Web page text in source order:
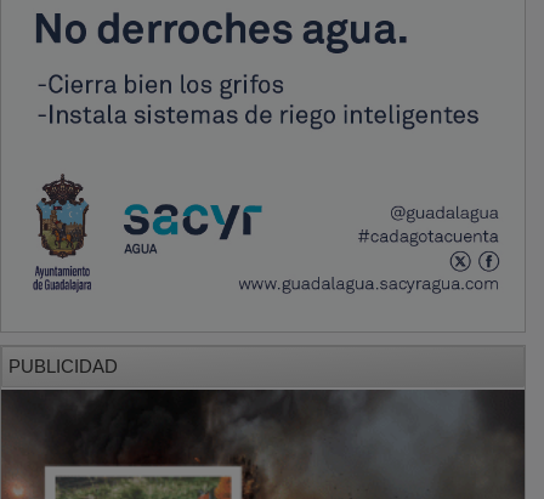
PUBLICIDAD